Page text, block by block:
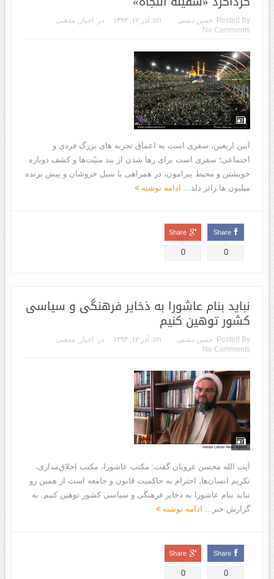
Posted By: حسن دشتی on: آذر ۱۲, ۱۳۹۴ در: اخبار , مذهبی
No Comments
آیین اربعین، سفری است به اعماق تجربه های بزرگ فردی و
اجتماعی؛ سفری است برای رها شدن از بند منیّت‌ها و کشف دوباره
خویشتن و محیط پیرامون، در همراهی با سیل خروشان و پیش برنده
میلیون ها زائر دلد... ادامه نوشته
Share
0
Share
0
نباید بنام عاشورا به ذخایر فرهنگی و سیاسی
کشور توهین کنیم
Posted By: حسن دشتی on: آذر ۱۲, ۱۳۹۴ در: اخبار
مذهبی
No Comments
آیت الله محسن غرویان گفت: مکتب عاشورا، مکتب اخلاق‌مداری،
تکریم انسان‌ها، احترام به حاکمیت قانون و جامعه است از همین رو
نباید بنام عاشورا به ذخایر فرهنگی و سیاسی کشور توهین کنیم. به
گزارش خبر...
ادامه نوشته
Share
0
Share
0